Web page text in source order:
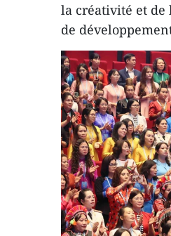
la créativité et de
de